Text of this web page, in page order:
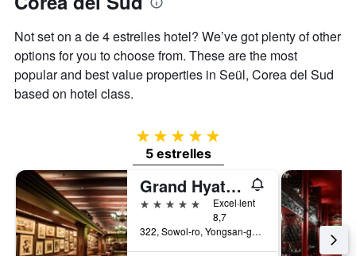
Not set on a de 4 estrelles hotel? We’ve got plenty of other
options for you to choose from. These are the most
popular and best value properties in Seül, Corea del Sud
based on hotel class.
5 estrelles
5 estrelles
Grand Hyatt Seoul
5 estrelles
Excel·lent
8,7
322, Sowol-ro, Yongsan-gu, Seül, Corea del Sud